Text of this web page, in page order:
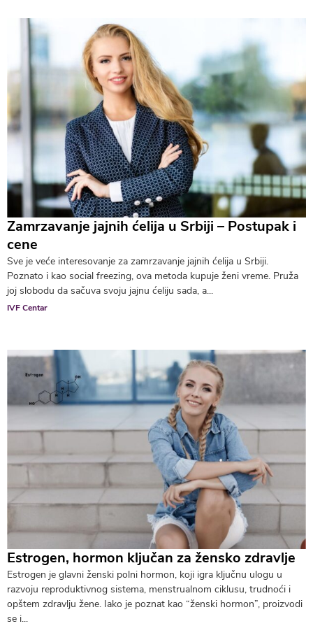
Zamrzavanje jajnih ćelija u Srbiji – Postupak i
cene
Sve je veće interesovanje za zamrzavanje jajnih ćelija u Srbiji.
Poznato i kao social freezing, ova metoda kupuje ženi vreme. Pruža
joj slobodu da sačuva svoju jajnu ćeliju sada, a...
IVF Centar
Estrogen, hormon ključan za žensko zdravlje
Estrogen je glavni ženski polni hormon, koji igra ključnu ulogu u
razvoju reproduktivnog sistema, menstrualnom ciklusu, trudnoći i
opštem zdravlju žene. Iako je poznat kao “ženski hormon”, proizvodi
se i...